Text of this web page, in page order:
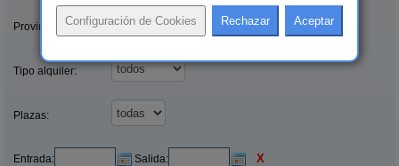
Provincias/Islas:
Tipo alquiler:
Plazas:
Entrada: Salida: X